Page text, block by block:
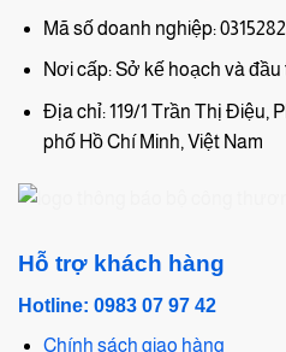
Mã số doanh nghiệp:
Nơi cấp: Sở kế hoạch và đầu
Địa chỉ: 119/1 Trần Thị Điệu,
phố Hồ Chí Minh, Việt Nam
Hỗ trợ khách hàng
Hotline: 0983 07 97 42
Chính sách giao hàng